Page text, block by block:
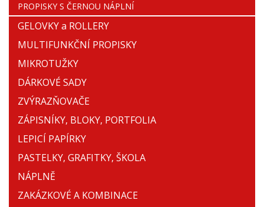
PROPISKY S ČERNOU NÁPLNÍ
GELOVKY a ROLLERY
MULTIFUNKČNÍ PROPISKY
MIKROTUŽKY
DÁRKOVÉ SADY
ZVÝRAZŇOVAČE
ZÁPISNÍKY, BLOKY, PORTFOLIA
LEPICÍ PAPÍRKY
PASTELKY, GRAFITKY, ŠKOLA
NÁPLNĚ
ZAKÁZKOVÉ A KOMBINACE